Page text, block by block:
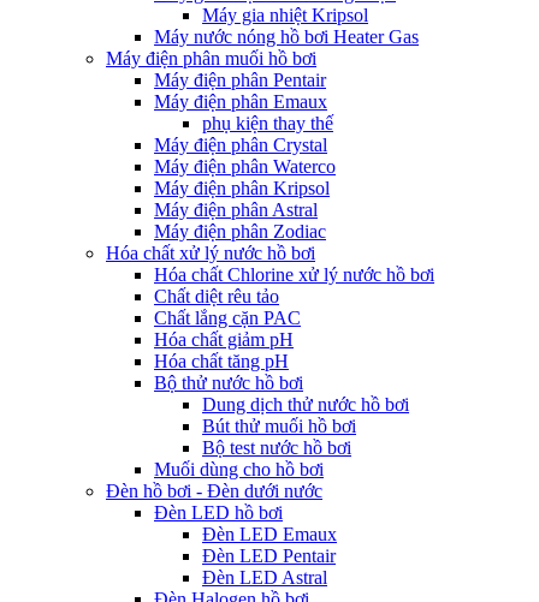
Máy gia nhiệt Kripsol
Máy nước nóng hồ bơi Heater Gas
Máy điện phân muối hồ bơi
Máy điện phân Pentair
Máy điện phân Emaux
phụ kiện thay thế
Máy điện phân Crystal
Máy điện phân Waterco
Máy điện phân Kripsol
Máy điện phân Astral
Máy điện phân Zodiac
Hóa chất xử lý nước hồ bơi
Hóa chất Chlorine xử lý nước hồ bơi
Chất diệt rêu tảo
Chất lắng cặn PAC
Hóa chất giảm pH
Hóa chất tăng pH
Bộ thử nước hồ bơi
Dung dịch thử nước hồ bơi
Bút thử muối hồ bơi
Bộ test nước hồ bơi
Muối dùng cho hồ bơi
Đèn hồ bơi - Đèn dưới nước
Đèn LED hồ bơi
Đèn LED Emaux
Đèn LED Pentair
Đèn LED Astral